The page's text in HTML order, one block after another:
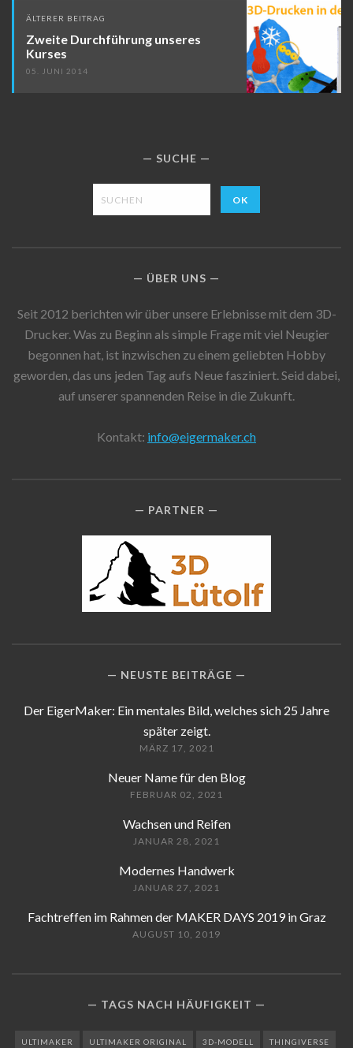
ÄLTERER BEITRAG
Zweite Durchführung unseres
Kurses
05. JUNI 2014
SUCHE
ÜBER UNS
Seit 2012 berichten wir über unsere Erlebnisse mit dem 3D-
Drucker. Was zu Beginn als simple Frage mit viel Neugier
begonnen hat, ist inzwischen zu einem geliebten Hobby
geworden, das uns jeden Tag aufs Neue fasziniert. Seid dabei,
auf unserer spannenden Reise in die Zukunft.
Kontakt: info@eigermaker.ch
PARTNER
NEUSTE BEITRÄGE
Der EigerMaker: Ein mentales Bild, welches sich 25 Jahre
später zeigt.
MÄRZ 17, 2021
Neuer Name für den Blog
FEBRUAR 02, 2021
Wachsen und Reifen
JANUAR 28, 2021
Modernes Handwerk
JANUAR 27, 2021
Fachtreffen im Rahmen der MAKER DAYS 2019 in Graz
AUGUST 10, 2019
TAGS NACH HÄUFIGKEIT
ULTIMAKER ULTIMAKER ORIGINAL 3D-MODELL THINGIVERSE